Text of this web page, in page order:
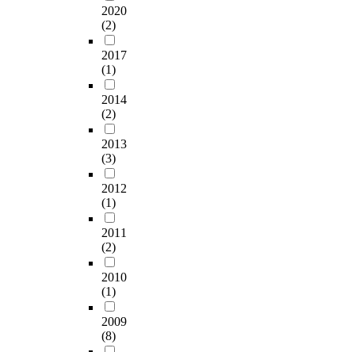
2020
(2)
2017
(1)
2014
(2)
2013
(3)
2012
(1)
2011
(2)
2010
(1)
2009
(8)